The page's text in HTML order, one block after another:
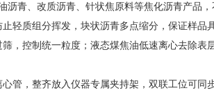
沥青、改质沥青、针状焦原料等焦化沥青产品，
轻质组分挥发，块状沥青多点缩分，保证样品
，控制统一粒度；液态煤焦油低速离心去除
管，整齐放入仪器专属夹持架，双联工位可同